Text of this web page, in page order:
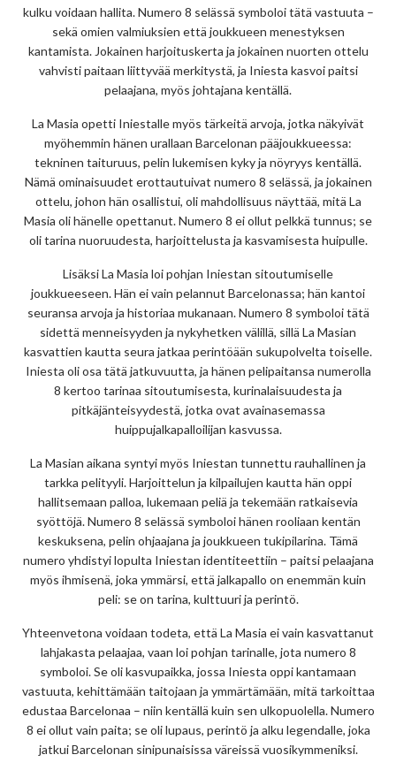
kulku voidaan hallita. Numero 8 selässä symboloi tätä vastuuta –
sekä omien valmiuksien että joukkueen menestyksen
kantamista. Jokainen harjoituskerta ja jokainen nuorten ottelu
vahvisti paitaan liittyvää merkitystä, ja Iniesta kasvoi paitsi
pelaajana, myös johtajana kentällä.
La Masia opetti Iniestalle myös tärkeitä arvoja, jotka näkyivät
myöhemmin hänen urallaan Barcelonan pääjoukkueessa:
tekninen taituruus, pelin lukemisen kyky ja nöyryys kentällä.
Nämä ominaisuudet erottautuivat numero 8 selässä, ja jokainen
ottelu, johon hän osallistui, oli mahdollisuus näyttää, mitä La
Masia oli hänelle opettanut. Numero 8 ei ollut pelkkä tunnus; se
oli tarina nuoruudesta, harjoittelusta ja kasvamisesta huipulle.
Lisäksi La Masia loi pohjan Iniestan sitoutumiselle
joukkueeseen. Hän ei vain pelannut Barcelonassa; hän kantoi
seuransa arvoja ja historiaa mukanaan. Numero 8 symboloi tätä
sidettä menneisyyden ja nykyhetken välillä, sillä La Masian
kasvattien kautta seura jatkaa perintöään sukupolvelta toiselle.
Iniesta oli osa tätä jatkuvuutta, ja hänen pelipaitansa numerolla
8 kertoo tarinaa sitoutumisesta, kurinalaisuudesta ja
pitkäjänteisyydestä, jotka ovat avainasemassa
huippujalkapalloilijan kasvussa.
La Masian aikana syntyi myös Iniestan tunnettu rauhallinen ja
tarkka pelityyli. Harjoittelun ja kilpailujen kautta hän oppi
hallitsemaan palloa, lukemaan peliä ja tekemään ratkaisevia
syöttöjä. Numero 8 selässä symboloi hänen rooliaan kentän
keskuksena, pelin ohjaajana ja joukkueen tukipilarina. Tämä
numero yhdistyi lopulta Iniestan identiteettiin – paitsi pelaajana
myös ihmisenä, joka ymmärsi, että jalkapallo on enemmän kuin
peli: se on tarina, kulttuuri ja perintö.
Yhteenvetona voidaan todeta, että La Masia ei vain kasvattanut
lahjakasta pelaajaa, vaan loi pohjan tarinalle, jota numero 8
symboloi. Se oli kasvupaikka, jossa Iniesta oppi kantamaan
vastuuta, kehittämään taitojaan ja ymmärtämään, mitä tarkoittaa
edustaa Barcelonaa – niin kentällä kuin sen ulkopuolella. Numero
8 ei ollut vain paita; se oli lupaus, perintö ja alku legendalle, joka
jatkui Barcelonan sinipunaisissa väreissä vuosikymmeniksi.